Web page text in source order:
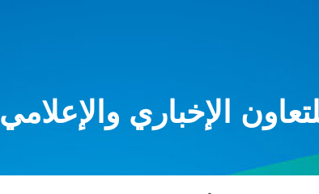
الإخباري والإعلامي